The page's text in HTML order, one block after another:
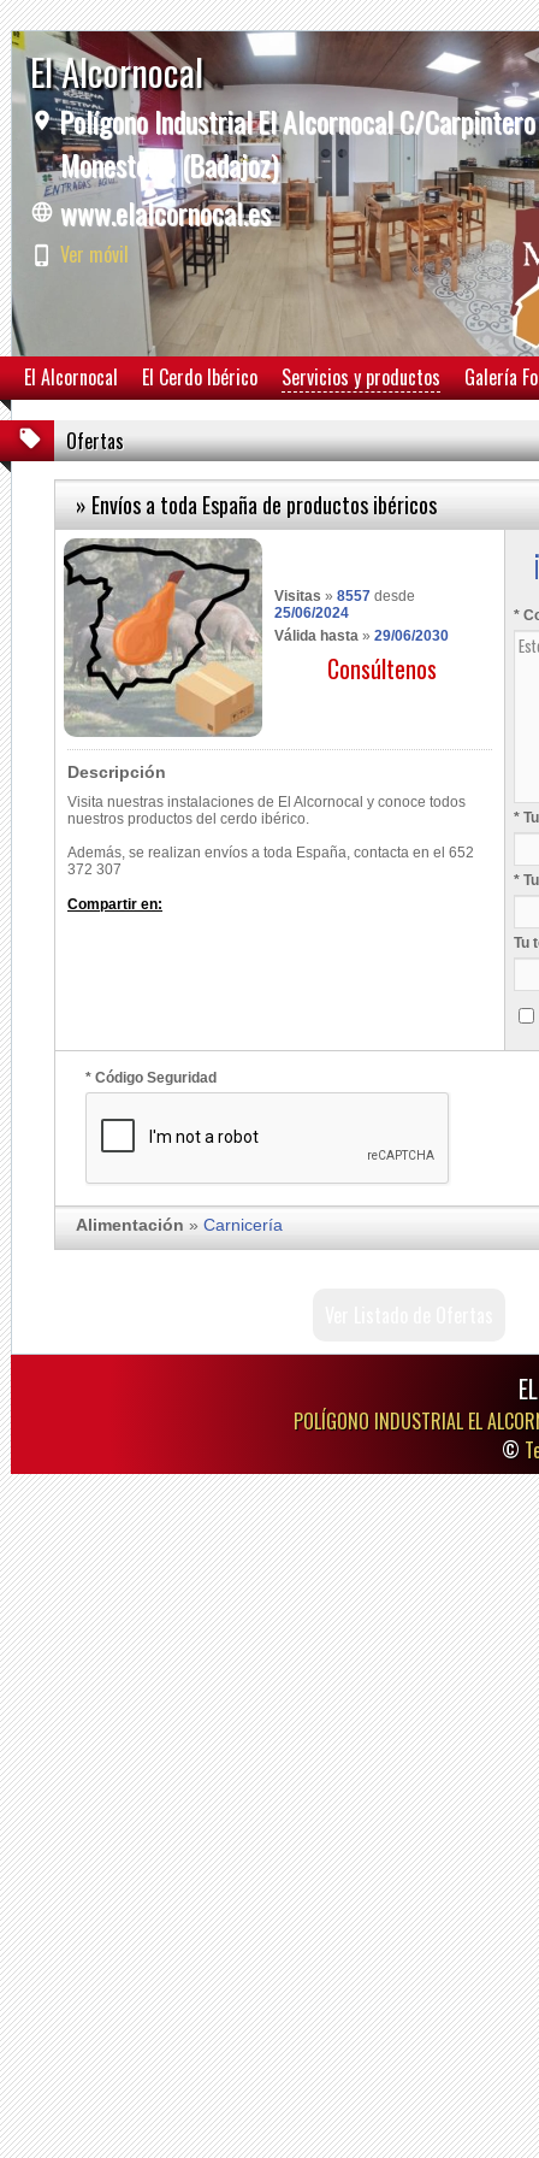
El Alcornocal
Polígono Industrial El Alcornocal C/
Monesterio (Badajoz)
www.elalcornocal.es
Ver móvil
El Alcornocal El Cerdo Ibérico Servicios y productos Galería
Ofertas
» Envíos a toda España de productos ibéricos
Visitas » 8557 desde
25/06/2024
Válida hasta » 29/06/2030
Consúltenos
Descripción
Visita nuestras instalaciones de El Alcornocal y conoce todos
nuestros productos del cerdo ibérico.
Además, se realizan envíos a toda España, contacta en el 652
372 307
Compartir en:
*
*
*
Tu
* Código Seguridad
Alimentación » Carnicería
POLÍGONO INDUSTRIAL EL
©